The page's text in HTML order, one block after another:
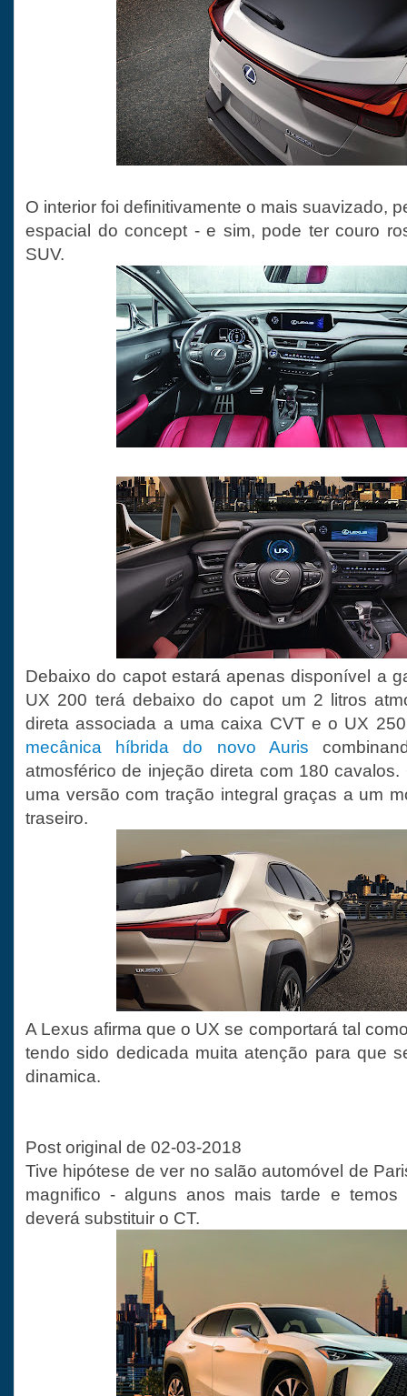
O interior foi definitivamente o mais suavizado,
espacial do concept - e sim, pode ter couro
SUV.
Debaixo do capot estará apenas disponível a
UX 200 terá debaixo do capot um 2 litros
direta associada a uma caixa CVT e o UX
mecânica híbrida do novo Auris
atmosférico de injeção direta com 180
uma versão com tração integral graças a um
traseiro.
A Lexus afirma que o UX se comportará tal
tendo sido dedicada muita atenção para que
dinamica.
Post original de 02-03-2018
Tive hipótese de ver no salão automóvel de
magnifico - alguns anos mais tarde e
deverá substituir o CT.